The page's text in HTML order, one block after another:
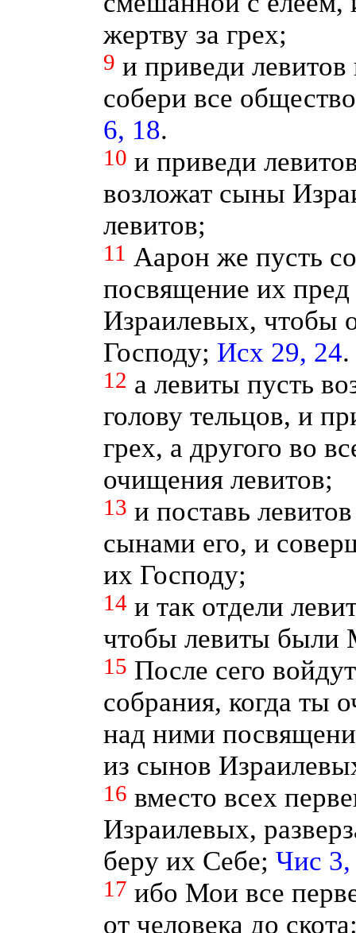
жертву за грех;
9 и приведи
собери все
6, 18.
10 и приведи
возложат сыны
левитов;
11 Аарон же пусть
посвящение их
Израилевых, чтобы
Господу; Исх 29, 24.
12 а левиты пусть
голову тельцов, и
грех, а другого во
очищения левитов;
13 и поставь
сынами его, и
их Господу;
14 и так отдели
чтобы левиты были
15 После сего
собрания, когда ты
над ними
из сынов
16 вместо всех
Израилевых,
беру их Себе; Чис 3,
17 ибо Мои все
от человека до